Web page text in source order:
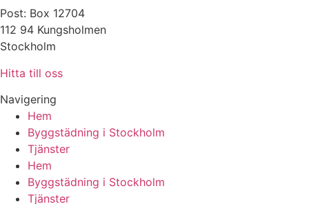
Post: Box 12704
112 94 Kungsholmen
Stockholm
Hitta till oss
Navigering
Hem
Byggstädning i Stockholm
Tjänster
Hem
Byggstädning i Stockholm
Tjänster